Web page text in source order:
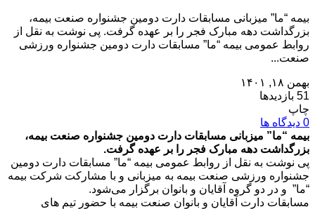
بیمه “ما” میزبانی مسابقات دارت دومین جشنواره صنعت بیمه،
بزرگداشت دهه مبارک فجر را بر عهده گرفت. پی نوشت به نقل از
روابط عمومی بیمه “ما” مسابقات دارت دومین جشنواره ورزشی
صنعت...
بهمن ۱۸, ۱۴۰۱
51 بازدیدها
چاپ
0 دیدگاه ها
بیمه “ما” میزبانی مسابقات دارت دومین جشنواره صنعت بیمه،
بزرگداشت دهه مبارک فجر را بر عهده گرفت.
پی نوشت به نقل از روابط عمومی بیمه “ما” مسابقات دارت دومین
جشنواره ورزشی صنعت بیمه به میزبانی و با مشارکت شرکت بیمه
“ما” و در دو گروه آقایان و بانوان برگزار می‌شود.
مسابقات دارت آقایان و بانوان صنعت بیمه با حضور تیم های